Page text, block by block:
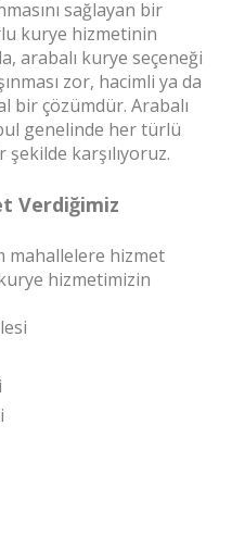
sağlayan bir
kurye hizmetinin
arabalı kurye seçeneği
zor, hacimli ya da
bir çözümdür. Arabalı
genelinde her türlü
şekilde karşılıyoruz.
Verdiğimiz
mahallelere hizmet
hizmetimizin